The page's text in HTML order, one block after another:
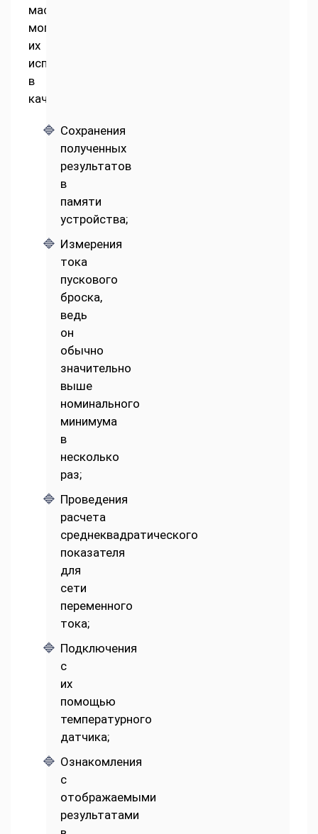
мастера
могут
их
использовать
в
качестве:
Сохранения
полученных
результатов
в
памяти
устройства;
Измерения
тока
пускового
броска,
ведь
он
обычно
значительно
выше
номинального
минимума
в
несколько
раз;
Проведения
расчета
среднеквадратического
показателя
для
сети
переменного
тока;
Подключения
с
их
помощью
температурного
датчика;
Ознакомления
с
отображаемыми
результатами